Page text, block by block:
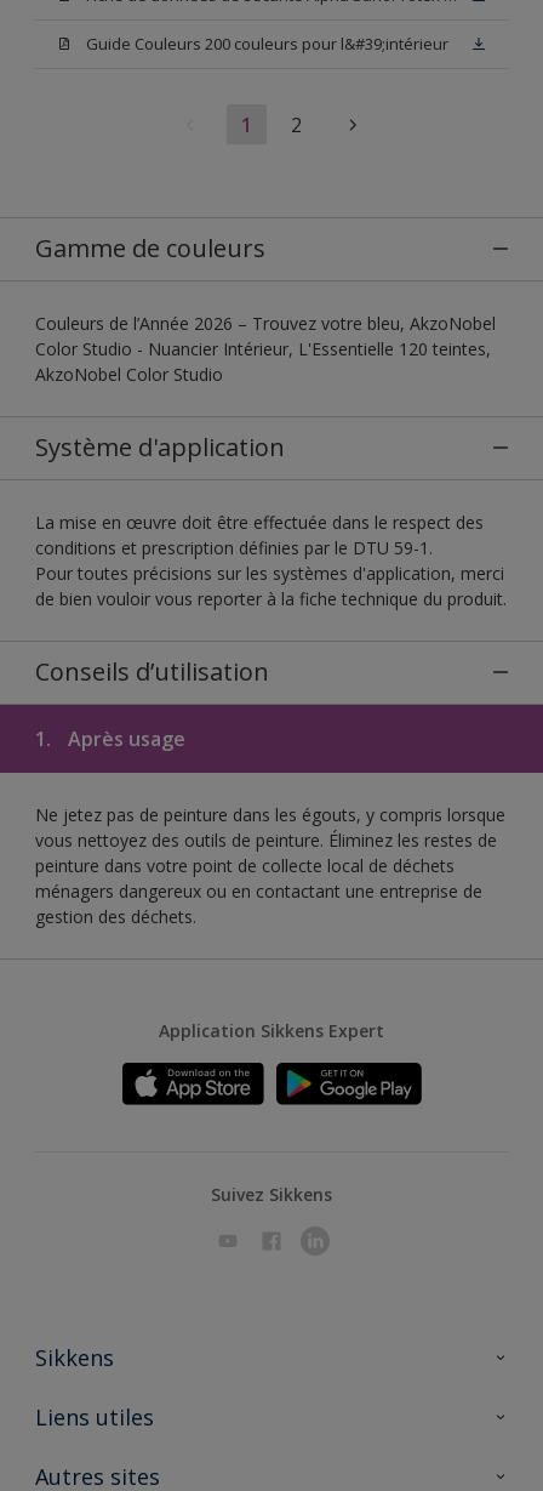
Guide Couleurs 200 couleurs pour l&#39;intérieur
1 2
Gamme de couleurs
Couleurs de l’Année 2026 – Trouvez votre bleu, AkzoNobel
Color Studio - Nuancier Intérieur, L'Essentielle 120 teintes,
AkzoNobel Color Studio
Système d'application
La mise en œuvre doit être effectuée dans le respect des
conditions et prescription définies par le DTU 59-1.
Pour toutes précisions sur les systèmes d'application, merci
de bien vouloir vous reporter à la fiche technique du produit.
Conseils d’utilisation
1. Après usage
Ne jetez pas de peinture dans les égouts, y compris lorsque
vous nettoyez des outils de peinture. Éliminez les restes de
peinture dans votre point de collecte local de déchets
ménagers dangereux ou en contactant une entreprise de
gestion des déchets.
Application Sikkens Expert
Suivez Sikkens
Sikkens
A propos de Sikkens
Liens utiles
Ouvrir un magasin PASS
Autres sites